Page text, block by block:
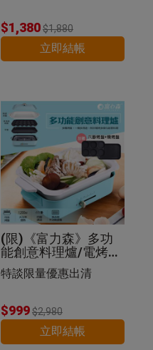
$1,380$1,880
立即結帳
(限)《富力森》多功
能創意料理爐/電烤盤
(豪華五件組)
特談限量優惠出清
$999$2,980
立即結帳